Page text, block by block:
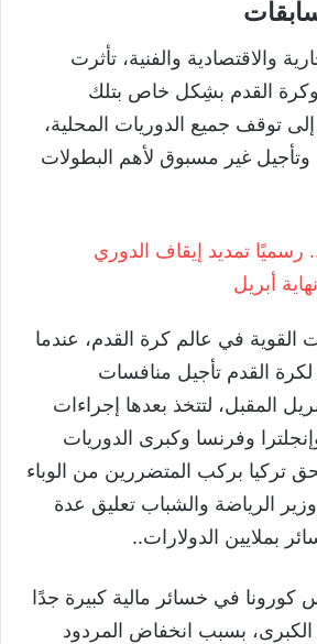
والاقتصادية والفنية، تأثرت
القدم بشِكل خاص بتلك
توقف جميع الدوريات المحلية،
وتأجيل غير مسبوق لأهم البطولات
تمديد إيقاف الدوري
أبريل
القوية في عالم كرة القدم، عندما
لكرة القدم تأجيل منافسات
حتى 3 أبريل المقبل، لتتخذ بعدها إجراءات
وفرنسا وكبرى الدوريات
تركيا بركب المتضررين من الوباء
الرياضة والشباب تعليق عدة
بملايين الدولارات..
في خسائر مالية كبيرة جدًا
الكبرى، بسبب انخفاض المردود